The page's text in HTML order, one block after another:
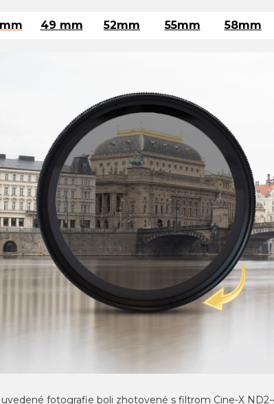
49 mm 52mm 55mm 58mm
uvedené fotografie boli zhotovené s filtrom Cine-X